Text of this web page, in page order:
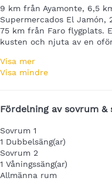
9 km från Ayamonte, 6,5
Supermercados El Jamón,
75 km från Faro flygplats.
kusten och njuta av en
Visa mer
Visa mindre
Fördelning av sovrum &
Sovrum 1
1 Dubbelsäng(ar)
Sovrum 2
1 Våningssäng(ar)
Allmänna rum